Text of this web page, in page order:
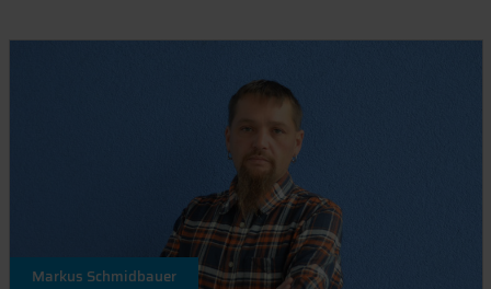
Markus Schmidbauer